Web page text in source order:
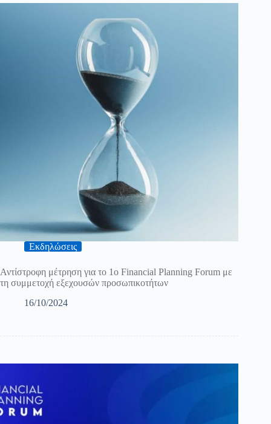
Εκδηλώσεις
Αντίστροφη μέτρηση για το 1ο Financial Planning Forum με
τη συμμετοχή εξεχουσών προσωπικοτήτων
16/10/2024